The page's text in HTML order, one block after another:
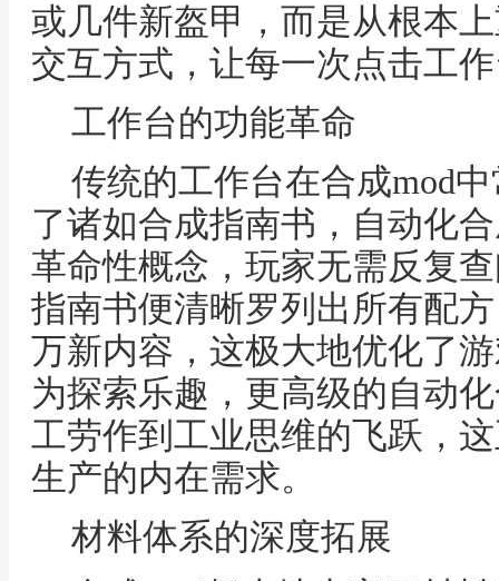
或几件新盔甲，而是从根本
交互方式，让每一次点击工
工作台的功能革命
传统的工作台在合成mod
了诸如合成指南书，自动化
革命性概念，玩家无需反复
指南书便清晰罗列出所有配
万新内容，这极大地优化了
为探索乐趣，更高级的自动
工劳作到工业思维的飞跃，
生产的内在需求。
材料体系的深度拓展